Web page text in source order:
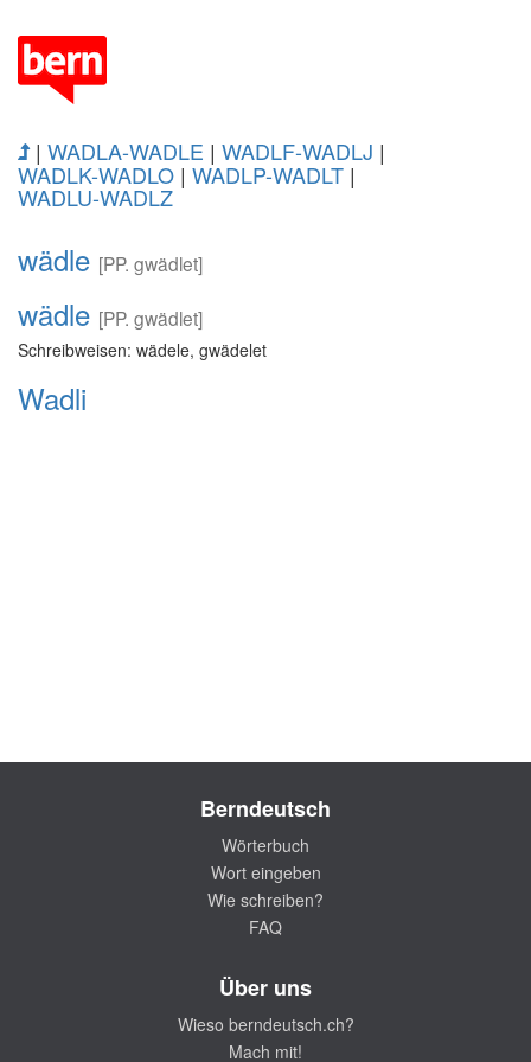
| WADLA-WADLE | WADLF-WADLJ |
WADLK-WADLO | WADLP-WADLT |
WADLU-WADLZ
wädle [PP. gwädlet]
wädle [PP. gwädlet]
Schreibweisen: wädele, gwädelet
Wadli
Berndeutsch
Wörterbuch
Wort eingeben
Wie schreiben?
FAQ
Über uns
Wieso berndeutsch.ch?
Mach mit!